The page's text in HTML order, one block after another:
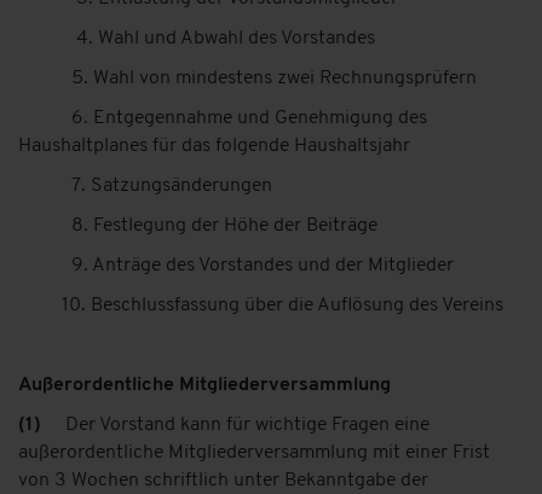
4. Wahl und Abwahl des Vorstandes
5. Wahl von mindestens zwei Rechnungsprüfern
6. Entgegennahme und Genehmigung des
Haushaltplanes für das folgende Haushaltsjahr
7. Satzungsänderungen
8. Festlegung der Höhe der Beiträge
9. Anträge des Vorstandes und der Mitglieder
10. Beschlussfassung über die Auflösung des Vereins
Außerordentliche Mitgliederversammlung
(1) Der Vorstand kann für wichtige Fragen eine
außerordentliche Mitgliederversammlung mit einer Frist
von 3 Wochen schriftlich unter Bekanntgabe der